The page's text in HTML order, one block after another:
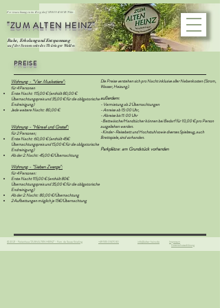
Ruhe, Erholung und Entspannung
auf der Sonnenseite des Thüringer Waldes
"ZUM ALTEN HEINZ"
Ferienwohnungen im Bergdorf STEINBACH/Thür.
PREISE
Wohnung - "Vier Musketiere":
für 4 Personen
Erste Nacht: 115,00 € (enthält 80,00 €
Übernachtungspreis und 35,00 € für die obligatorische
Endreinigung)
Jede weitere Nacht: 80,00 €
Wohnung - "Hänsel und Gretel":
für 2 Personen;
Erste Nacht: 60,00 € (enthält 45€
Übernachtungspreis und 15,00 € für die obligatorische
Endreinigung)
Ab der 2. Nacht: 45,00 €/Übernachtung
Wohnung - "Sieben Zwerge":
für 4 Personen:
Erste Nacht 115,00 € (enthält 80€
Übernachtungspreis und 35,00 € für die obligatorische
Endreinigung)
Ab der 2. Nacht: 80,00 €/Übernachtung
2 Aufbettungen möglich je 15€/Übernachtung
Die Preise verstehen sich pro Nacht inklusive aller Nebenkosten (Strom,
Wasser, Heizung).
außerdem:
- Vermietung ab 2 Übernachtungen
- Anreise ab 15:00 Uhr,
- Abreise bis 11:00 Uhr
-Bettwäsche/Handtücher können bei Bedarf für 10,00 € pro Person
ausgeliehen werden.
-Kinder-Reisebett und Hochstuhl sowie diverses Spielzeug, auch
Brettspiele, sind vorhanden.
Parkplätze: am Grundstück vorhanden
© 2021 - Ferienhaus "ZUM ALTEN HEINZ" - Fam. de Sousa Knieling +49 1515 0147030 info@alter-heinz.de
Impressum
Datenschutzerklärung